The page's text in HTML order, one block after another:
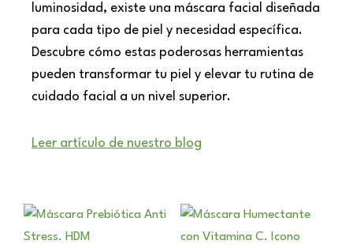
luminosidad, existe una máscara facial diseñada
para cada tipo de piel y necesidad específica.
Descubre cómo estas poderosas herramientas
pueden transformar tu piel y elevar tu rutina de
cuidado facial a un nivel superior.
Leer artículo de nuestro blog